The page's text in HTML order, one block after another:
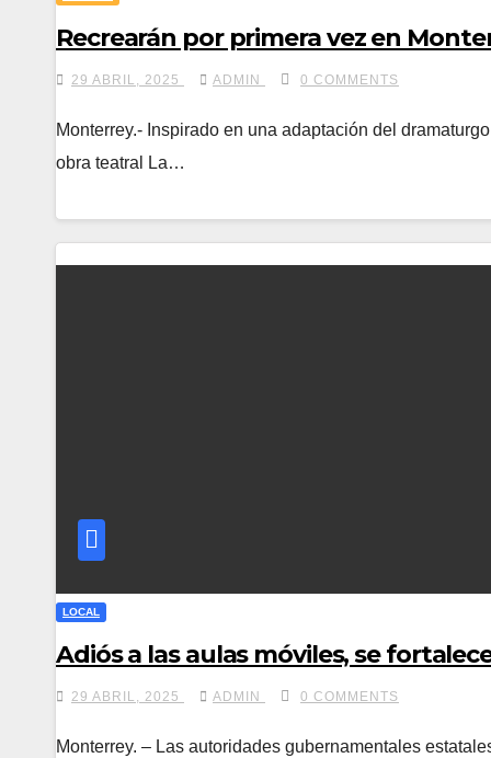
Recrearán por primera vez en
29 ABRIL, 2025 ADMIN 0 COMMENTS
Monterrey.- Inspirado en una adaptación del
obra teatral La…
LOCAL
Adiós a las aulas móviles, se
29 ABRIL, 2025 ADMIN 0 COMMENTS
Monterrey. – Las autoridades gubernamentales